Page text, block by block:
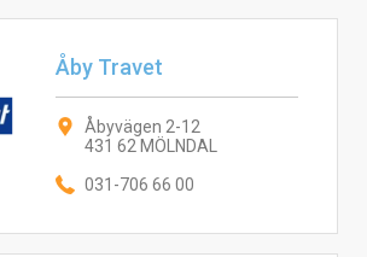
Åby Travet
Åbyvägen 2-12
431 62 MÖLNDAL
031-706 66 00